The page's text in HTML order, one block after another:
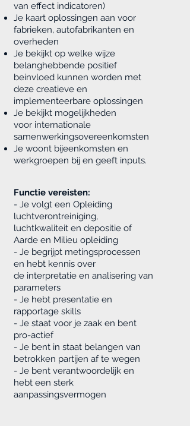
van effect indicatoren)
Je kaart oplossingen aan voor
fabrieken, autofabrikanten en
overheden
Je bekijkt op welke wijze
belanghebbende positief
beinvloed kunnen worden met
deze creatieve en
implementeerbare oplossingen
Je bekijkt mogelijkheden
voor internationale
samenwerkingsovereenkomsten
Je woont bijeenkomsten en
werkgroepen bij en geeft inputs.
Functie vereisten:
- Je volgt een Opleiding
luchtverontreiniging,
luchtkwaliteit en depositie of
Aarde en Milieu opleiding
- Je begrijpt metingsprocessen
en hebt kennis over
de interpretatie en analisering van
parameters
- Je hebt presentatie en
rapportage skills
- Je staat voor je zaak en bent
pro-actief
- Je bent in staat belangen van
betrokken partijen af te wegen
- Je bent verantwoordelijk en
hebt een sterk
aanpassingsvermogen